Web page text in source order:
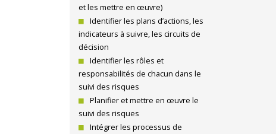
et les mettre en œuvre)
Identifier les plans d’actions, les
indicateurs à suivre, les circuits de
décision
Identifier les rôles et
responsabilités de chacun dans le
suivi des risques
Planifier et mettre en œuvre le
suivi des risques
Intégrer les processus de